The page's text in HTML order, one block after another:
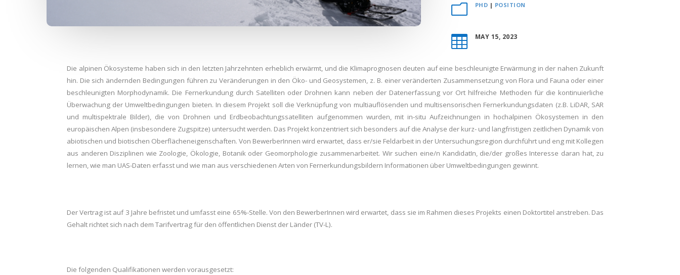
m PHD | POSITION
 MAY 15, 2023
Die alpinen Ökosysteme haben sich in den letzten Jahrzehnten erheblich erwärmt, und die Klimaprognosen deuten auf eine beschleunigte Erwärmung in der nahen Zukunft
hin. Die sich ändernden Bedingungen führen zu Veränderungen in den Öko- und Geosystemen, z. B. einer veränderten Zusammensetzung von Flora und Fauna oder einer
beschleunigten Morphodynamik. Die Fernerkundung durch Satelliten oder Drohnen kann neben der Datenerfassung vor Ort hilfreiche Methoden für die kontinuierliche
Überwachung der Umweltbedingungen bieten. In diesem Projekt soll die Verknüpfung von multiauflösenden und multisensorischen Fernerkundungsdaten (z.B. LiDAR, SAR
und multispektrale Bilder), die von Drohnen und Erdbeobachtungssatelliten aufgenommen wurden, mit in-situ Aufzeichnungen in hochalpinen Ökosystemen in den
europäischen Alpen (insbesondere Zugspitze) untersucht werden. Das Projekt konzentriert sich besonders auf die Analyse der kurz- und langfristigen zeitlichen Dynamik von
abiotischen und biotischen Oberflächeneigenschaften. Von BewerberInnen wird erwartet, dass er/sie Feldarbeit in der Untersuchungsregion durchführt und eng mit Kollegen
aus anderen Disziplinen wie Zoologie, Ökologie, Botanik oder Geomorphologie zusammenarbeitet. Wir suchen eine/n KandidatIn, die/der großes Interesse daran hat, zu
lernen, wie man UAS-Daten erfasst und wie man aus verschiedenen Arten von Fernerkundungsbildern Informationen über Umweltbedingungen gewinnt.
Der Vertrag ist auf 3 Jahre befristet und umfasst eine 65%-Stelle. Von den BewerberInnen wird erwartet, dass sie im Rahmen dieses Projekts einen Doktortitel anstreben. Das
Gehalt richtet sich nach dem Tarifvertrag für den öffentlichen Dienst der Länder (TV-L).
Die folgenden Qualifikationen werden vorausgesetzt: